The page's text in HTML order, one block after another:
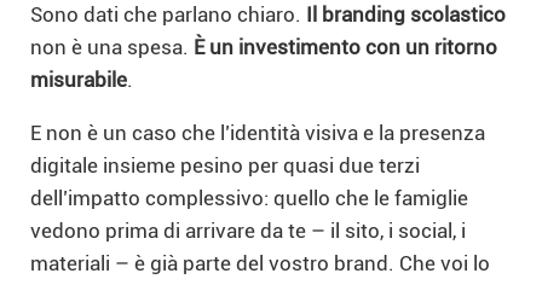
Sono dati che parlano chiaro. Il branding scolastico
non è una spesa. È un investimento con un ritorno
misurabile.
E non è un caso che l’identità visiva e la presenza
digitale insieme pesino per quasi due terzi
dell’impatto complessivo: quello che le famiglie
vedono prima di arrivare da te – il sito, i social, i
materiali – è già parte del vostro brand. Che voi lo